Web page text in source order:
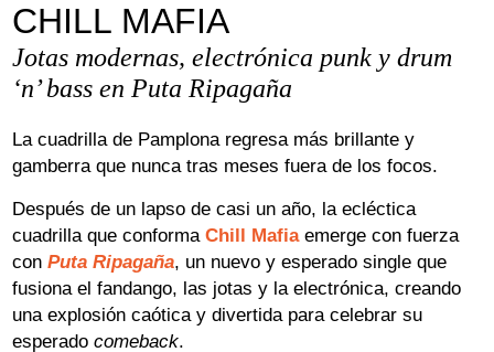
CHILL MAFIA
Jotas modernas, electrónica punk y drum
‘n’ bass en Puta Ripagaña
La cuadrilla de Pamplona regresa más brillante y
gamberra que nunca tras meses fuera de los focos.
Después de un lapso de casi un año, la ecléctica
cuadrilla que conformaChill Mafiaemerge con fuerza
con Puta Ripagaña, un nuevo y esperado single que
fusiona el fandango, las jotas y la electrónica, creando
una explosión caótica y divertida para celebrar su
esperadocomeback.